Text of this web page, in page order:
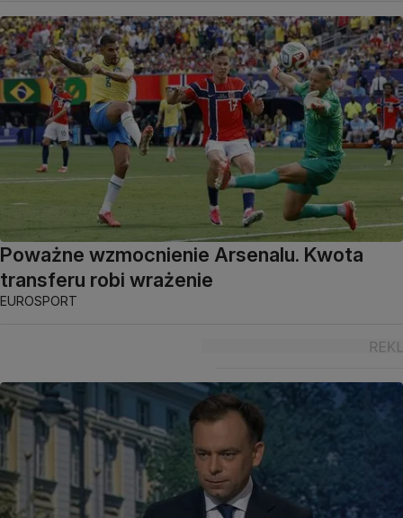
Poważne wzmocnienie Arsenalu. Kwota
transferu robi wrażenie
EUROSPORT